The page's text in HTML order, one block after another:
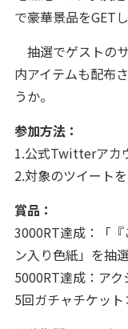
で豪華景品をGET
抽選でゲストの
内アイテムも配布
うか。
参加方法：
1.公式Twitterアカ
2.対象のツイート
賞品：
3000RT達成：「
ン入り色紙」を抽
5000RT達成：ア
5回ガチャチケッ